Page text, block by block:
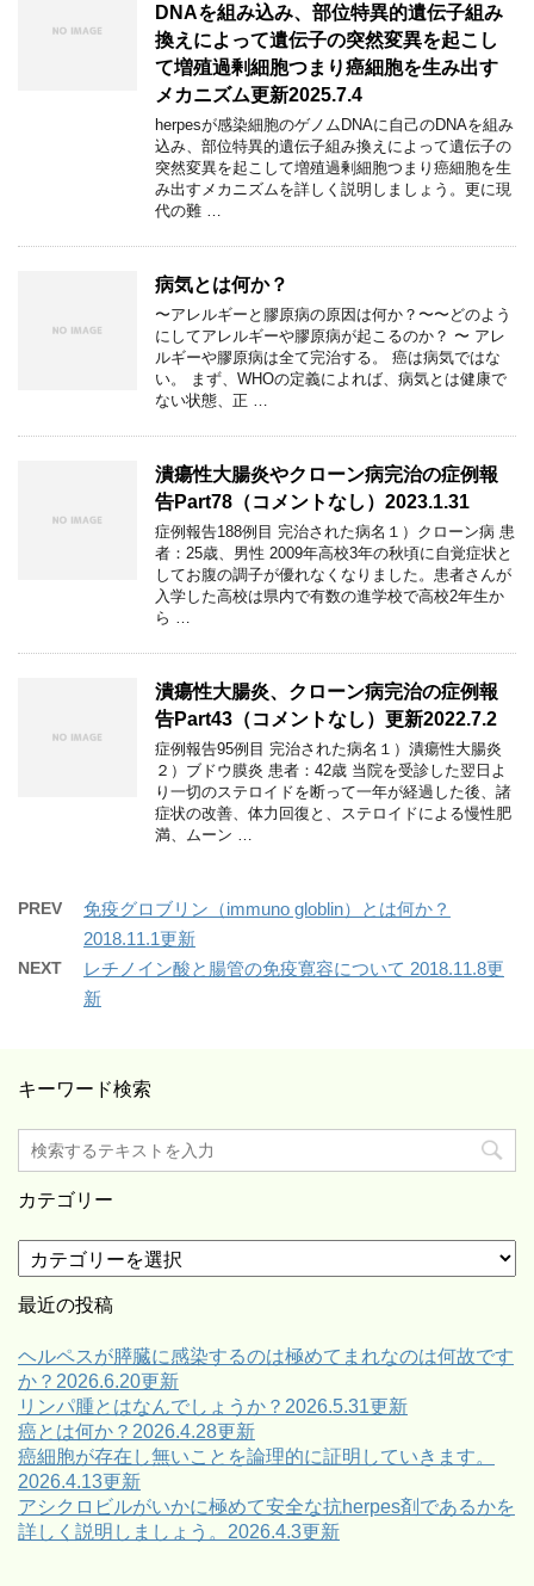
DNAを組み込み、部位特異的遺伝子組み
換えによって遺伝子の突然変異を起こし
て増殖過剰細胞つまり癌細胞を生み出す
メカニズム更新2025.7.4
herpesが感染細胞のゲノムDNAに自己のDNAを組み
込み、部位特異的遺伝子組み換えによって遺伝子の
突然変異を起こして増殖過剰細胞つまり癌細胞を生
み出すメカニズムを詳しく説明しましょう。更に現
代の難 …
病気とは何か？
〜アレルギーと膠原病の原因は何か？〜〜どのよう
にしてアレルギーや膠原病が起こるのか？ 〜 アレ
ルギーや膠原病は全て完治する。 癌は病気ではな
い。 まず、WHOの定義によれば、病気とは健康で
ない状態、正 …
潰瘍性大腸炎やクローン病完治の症例報
告Part78（コメントなし）2023.1.31
症例報告188例目 完治された病名１）クローン病 患
者：25歳、男性 2009年高校3年の秋頃に自覚症状と
してお腹の調子が優れなくなりました。患者さんが
入学した高校は県内で有数の進学校で高校2年生か
ら …
潰瘍性大腸炎、クローン病完治の症例報
告Part43（コメントなし）更新2022.7.2
症例報告95例目 完治された病名１）潰瘍性大腸炎
２）ブドウ膜炎 患者：42歳 当院を受診した翌日よ
り一切のステロイドを断って一年が経過した後、諸
症状の改善、体力回復と、ステロイドによる慢性肥
満、ムーン …
PREV
免疫グロブリン（immuno globlin）とは何か？
2018.11.1更新
NEXT
レチノイン酸と腸管の免疫寛容について 2018.11.8更
新
キーワード検索
カテゴリー
テ
ゴ
ー
最近の投稿
ヘルペスが膵臓に感染するのは極めてまれなのは何故です
か？2026.6.20更新
リンパ腫とはなんでしょうか？2026.5.31更新
癌とは何か？2026.4.28更新
癌細胞が存在し無いことを論理的に証明していきます。
2026.4.13更新
アシクロビルがいかに極めて安全な抗herpes剤であるかを
詳しく説明しましょう。2026.4.3更新